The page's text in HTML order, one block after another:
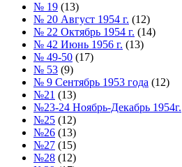
№ 19 (13)
№ 20 Август 1954 г. (12)
№ 22 Октябрь 1954 г. (14)
№ 42 Июнь 1956 г. (13)
№ 49-50 (17)
№ 53 (9)
№ 9 Сентябрь 1953 года (12)
№21 (13)
№23-24 Ноябрь-Декабрь 1954г.
№25 (12)
№26 (13)
№27 (15)
№28 (12)